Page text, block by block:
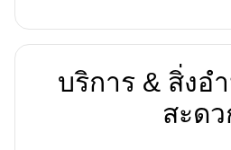
บริการ & สิ่งอ
สะดว